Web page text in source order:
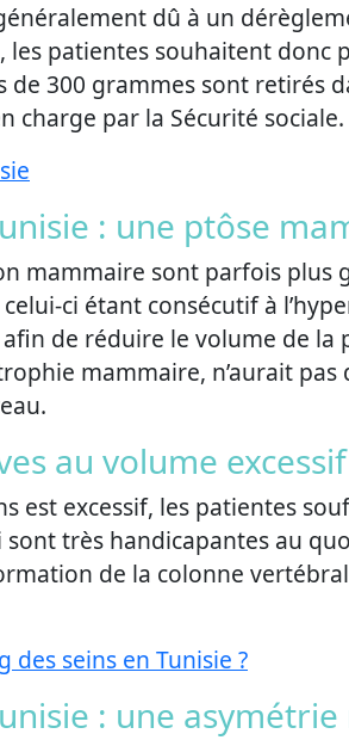
dû à un
patientes souhaitent
de 300 grammes sont retirés
charge par la Sécurité sociale.
: une ptôse
mammaire sont parfois plus
ci étant consécutif à
de réduire le volume de
mammaire, n’aurait
au volume
est excessif, les patientes
très handicapantes au
de la colonne
seins en Tunisie ?
: une